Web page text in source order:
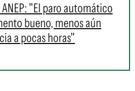
"El paro automático
bueno, menos aún
a pocas horas"